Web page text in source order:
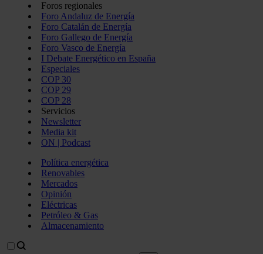
Foros regionales
Foro Andaluz de Energía
Foro Catalán de Energía
Foro Gallego de Energía
Foro Vasco de Energía
I Debate Energético en España
Especiales
COP 30
COP 29
COP 28
Servicios
Newsletter
Media kit
ON | Podcast
Política energética
Renovables
Mercados
Opinión
Eléctricas
Petróleo & Gas
Almacenamiento